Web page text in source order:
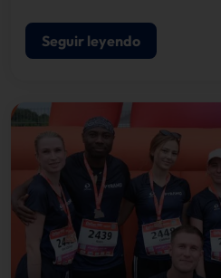
artificial de NVIDIA.
Seguir leyendo